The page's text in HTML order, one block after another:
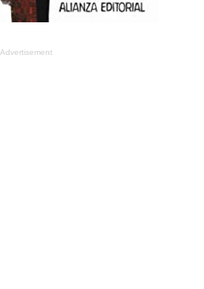
Advertisement